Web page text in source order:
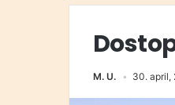
M. U. 30. april,